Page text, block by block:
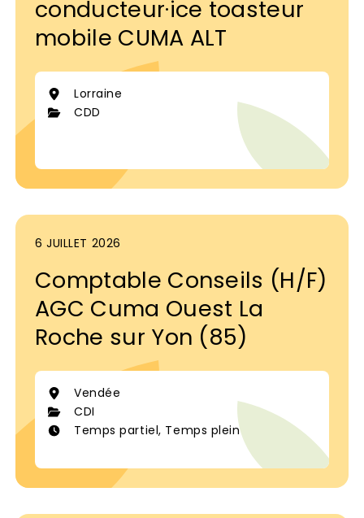
conducteur·ice toasteur
mobile CUMA ALT
Lorraine
CDD
6 JUILLET 2026
Comptable Conseils (H/F)
AGC Cuma Ouest La
Roche sur Yon (85)
Vendée
CDI
Temps partiel, Temps plein